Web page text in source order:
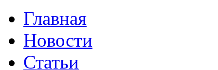
Главная
Новости
Статьи